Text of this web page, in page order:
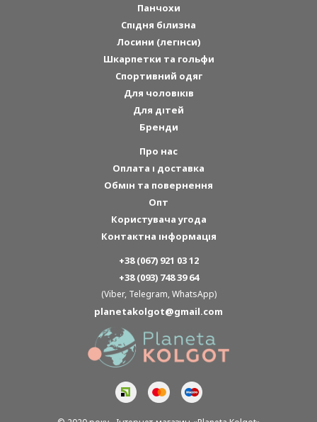
Панчохи
Спідня білизна
Лосини (легінси)
Шкарпетки та гольфи
Спортивний одяг
Для чоловіків
Для дітей
Бренди
Про нас
Оплата і доставка
Обмін та повернення
Опт
Користувача угода
Контактна інформація
+38 (067) 921 03 12
+38 (093) 748 39 64
(Viber, Telegram, WhatsApp)
planetakolgot@gmail.com